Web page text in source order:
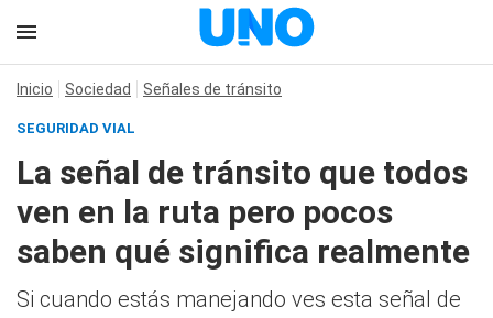
Inicio Sociedad Señales de tránsito
SEGURIDAD VIAL
La señal de tránsito que todos
ven en la ruta pero pocos
saben qué significa realmente
Si cuando estás manejando ves esta señal de